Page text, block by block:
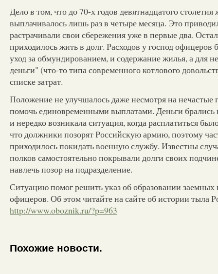
Дело в том, что до 70-х годов девятнадцатого
выплачивалось лишь раз в четыре месяца. Это
растрачивали свои сбережения уже в первые два.
приходилось жить в долг. Расходов у господ офицеров
уход за обмундированием, и содержание жилья, а для
деньги" (что-то типа современного котлового
списке затрат.
Положение не улучшалось даже несмотря на нечастые
помочь единовременными выплатами. Деньги брались
и нередко возникала ситуация, когда расплатиться
что должники позорят Российскую армию, поэтому
приходилось покидать военную службу. Известны
полков самостоятельно покрывали долги своих
навлечь позор на подразделение.
Ситуацию помог решить указ об образовании заемных
офицеров. Об этом читайте на сайте об истории тыла
http://www.oboznik.ru/?p=963
Похожие новости.